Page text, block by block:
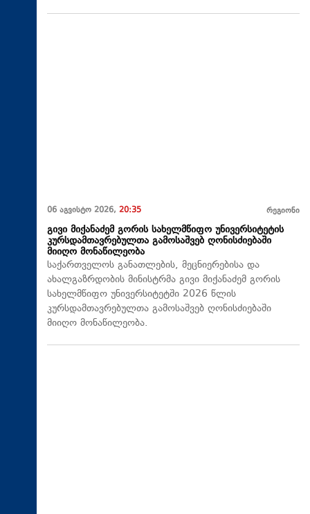
06 აგვისტო 2026, 20:35 რეგიონი
გივი მიქანაძემ გორის სახელმწიფო უნივერსიტეტის
კურსდამთავრებულთა გამოსაშვებ ღონისძიებაში
მიიღო მონაწილეობა
საქართველოს განათლების, მეცნიერებისა და
ახალგაზრდობის მინისტრმა გივი მიქანაძემ გორის
სახელმწიფო უნივერსიტეტში 2026 წლის
კურსდამთავრებულთა გამოსაშვებ ღონისძიებაში
მიიღო მონაწილეობა.